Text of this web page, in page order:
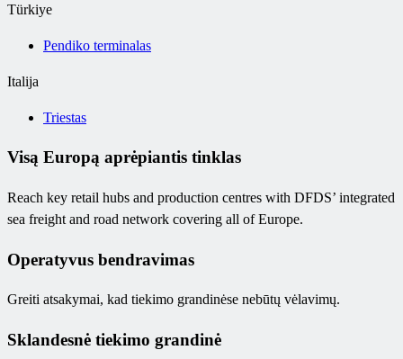
Türkiye
Pendiko terminalas
Italija
Triestas
Visą Europą aprėpiantis tinklas
Reach key retail hubs and production centres with DFDS’ integrated
sea freight and road network covering all of Europe.
Operatyvus bendravimas
Greiti atsakymai, kad tiekimo grandinėse nebūtų vėlavimų.
Sklandesnė tiekimo grandinė